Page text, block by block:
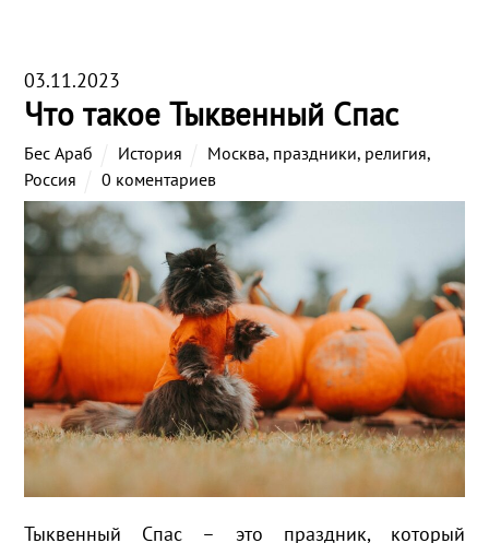
03.11.2023
Что такое Тыквенный Спас
Бес Араб История Москва, праздники, религия,
Россия
0 коментариев
Тыквенный Спас – это праздник, который